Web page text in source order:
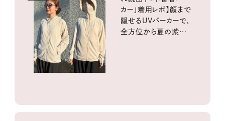
カー」着用レポ】顔まで
隠せるUVパーカーで、
全方位から夏の紫外